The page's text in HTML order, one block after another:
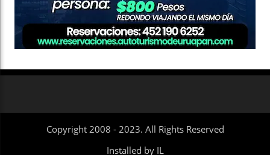
Copyright 2008 - 2023. All Rights Reserved
Installed by IL